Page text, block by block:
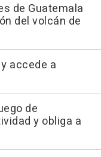
de Guatemala
del volcán de
accede a
de
y obliga a